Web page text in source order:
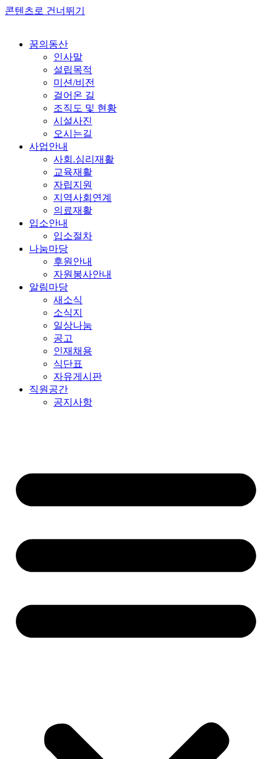
콘텐츠로 건너뛰기
꿈의동산
인사말
설립목적
미션/비전
걸어온 길
조직도 및 현황
시설사진
오시는길
사업안내
사회.심리재활
교육재활
자립지원
지역사회연계
의료재활
입소안내
입소절차
나눔마당
후원안내
자원봉사안내
알림마당
새소식
소식지
일상나눔
공고
인재채용
식단표
자유게시판
직원공간
공지사항